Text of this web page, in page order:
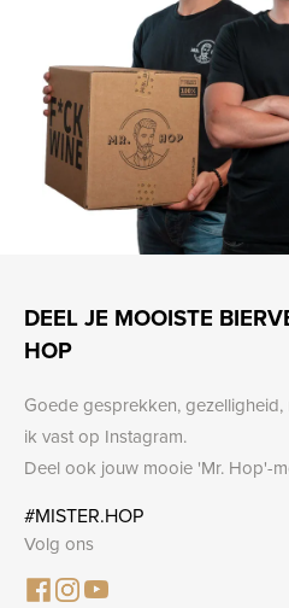
DEEL JE MOOISTE
HOP
Goede gesprekken,
ik vast op Instagram.
Deel ook jouw mooie 'Mr. Hop'-
#MISTER.HOP
Volg ons